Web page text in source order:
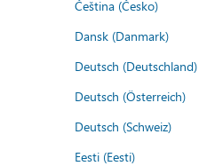
Čeština (Česko)
Dansk (Danmark)
Deutsch (Deutschland)
Deutsch (Österreich)
Deutsch (Schweiz)
Eesti (Eesti)